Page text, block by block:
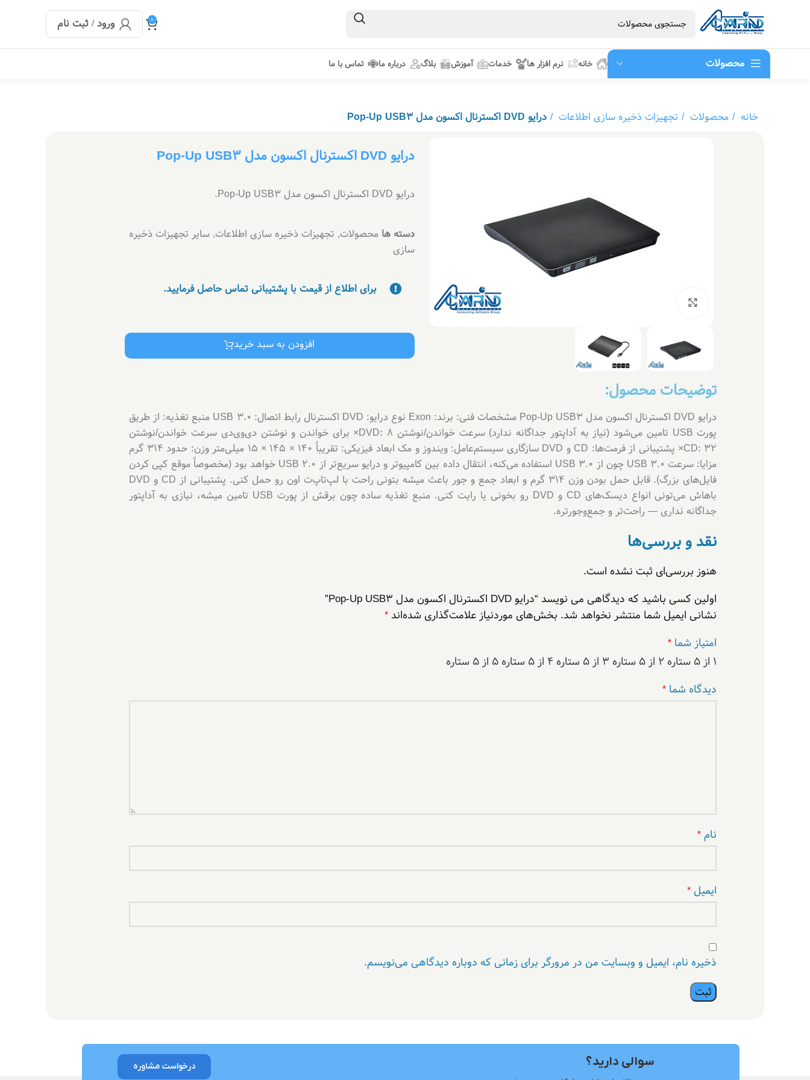
0 ورود / ثبت نام
محصولات خانه نرم افزار ها خدمات آموزش بلاگ درباره ما تماس با ما
خانه محصولات تجهیزات ذخیره سازی اطلاعات درایو DVD اکسترنال اکسون مدل Pop-Up USB3
درایو DVD اکسترنال اکسون مدل Pop-Up USB3
درایو DVD اکسترنال اکسون مدل Pop-Up USB3.
دسته ها محصولات, تجهیزات ذخیره سازی اطلاعات, سایر تجهیزات ذخیره
سازی
برای اطلاع از قیمت با پشتیبانی تماس حاصل فرمایید.
افزودن به سبد خرید
توضیحات محصول:
درایو DVD اکسترنال اکسون مدل Pop-Up USB3 مشخصات فنی: برند: Exon نوع درایو: DVD اکسترنال رابط اتصال: USB 3.0 منبع تغذیه: از طریق
پورت USB تامین می‌شود (نیاز به آداپتور جداگانه ندارد) سرعت خواندن/نوشتن DVD: ۸× برای خواندن و نوشتن دی‌وی‌دی سرعت خواندن/نوشتن
CD: ۳۲× پشتیبانی از فرمت‌ها: CD و DVD سازگاری سیستم‌عامل: ویندوز و مک ابعاد فیزیکی: تقریباً ۱۴۰ × ۱۴۵ × ۱۵ میلی‌متر وزن: حدود ۳۱۴ گرم
مزایا: سرعت USB 3.0 چون از USB 3.0 استفاده می‌کنه، انتقال داده بین کامپیوتر و درایو سریع‌تر از USB 2.0 خواهد بود (مخصوصاً موقع کپی کردن
فایل‌های بزرگ). قابل حمل بودن وزن ۳۱۴ گرم و ابعاد جمع و جور باعث میشه بتونی راحت با لپ‌تاپ‌ت اون رو حمل کنی. پشتیبانی از CD و DVD
باهاش می‌تونی انواع دیسک‌های CD و DVD رو بخونی یا رایت کنی. منبع تغذیه ساده چون برقش از پورت USB تامین میشه، نیازی به آداپتور
جداگانه نداری — راحت‌تر و جمع‌وجورتره.
نقد و بررسی‌ها
هنوز بررسی‌ای ثبت نشده است.
اولین کسی باشید که دیدگاهی می نویسد “درایو DVD اکسترنال اکسون مدل Pop-Up USB3”
نشانی ایمیل شما منتشر نخواهد شد. بخش‌های موردنیاز علامت‌گذاری شده‌اند *
امتیاز شما *
۱ از ۵ ستاره ۲ از ۵ ستاره ۳ از ۵ ستاره ۴ از ۵ ستاره
۵ از ۵ ستاره
دیدگاه شما *
نام*
ایمیل *
ذخیره نام، ایمیل و وبسایت من در مرورگر برای زمانی که دوباره دیدگاهی می‌نویسم.
سوالی دارید؟ درخواست مشاوره